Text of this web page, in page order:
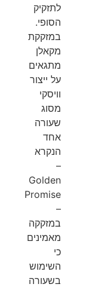
לתזקיק
הסופי.
במזקקת
מקאלן
מתגאים
על ייצור
וויסקי
מסוג
שעורה
אחד
הנקרא
–
Golden
Promise
–
במזקקה
מאמינים
כי
השימוש
בשעורה